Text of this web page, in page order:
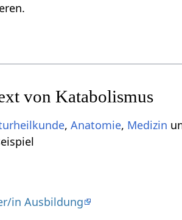
von Katabolismus
,Anatomie, Medizin
in Ausbildung